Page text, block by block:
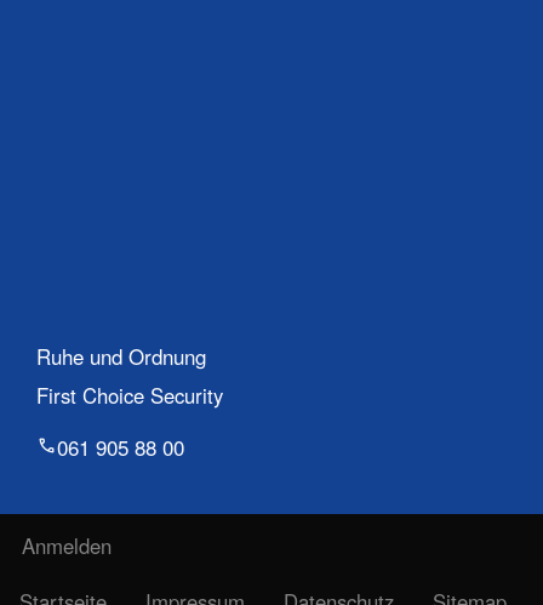
Ruhe und Ordnung
First Choice Security
061 905 88 00
Benutzermenü
Anmelden
Fußzeile